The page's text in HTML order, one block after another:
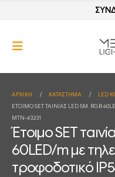
ΑΡΧΙΚΉ ΚΑΤΆΣΤΗΜΑ LED
ΈΤΟΙΜΟ SET ΤΑΙΝΊΑΣ LED 5M. RGB
MTN-43231
Έτοιμο SET
60LED/m με
τροφοδοτικό